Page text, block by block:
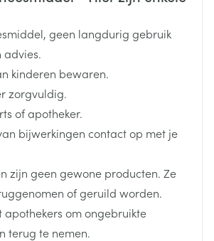
natriumsalicylaat of aspirine
die worden gebruikt om kanker te
gebruikt met een
als CELLTOP.
81 mm
22 mm
etoposide
geen langdurig gebruik
advies.
kinderen bewaren.
zorgvuldig.
of apotheker.
bijwerkingen contact op met je
zijn geen gewone producten. Ze
of geruild worden.
om ongebruikte
terug te nemen.